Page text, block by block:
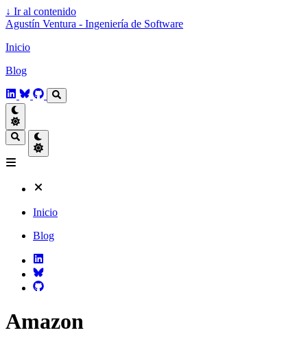
↓ Ir al contenido
Agustín Ventura - Ingeniería de Software
Inicio
Blog
Inicio
Blog
Amazon